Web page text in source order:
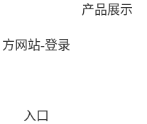
方网站-登录
入口
产品展示